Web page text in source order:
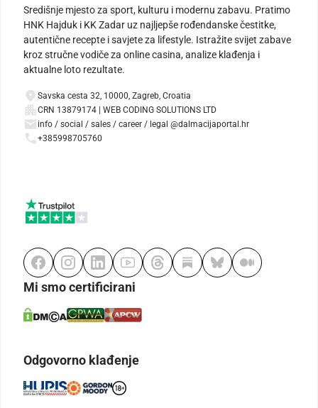
Središnje mjesto za sport, kulturu i modernu zabavu. Pratimo
HNK Hajduk i KK Zadar uz najljepše rođendanske čestitke,
autentične recepte i savjete za lifestyle. Istražite svijet zabave
kroz stručne vodiče za online casina, analize klađenja i
aktualne loto rezultate.
Savska cesta 32, 10000, Zagreb, Croatia
CRN 13879174 | WEB CODING SOLUTIONS LTD
info / social / sales / career / legal @dalmacijaportal.hr
+385998705760
Mi smo certificirani
Odgovorno klađenje